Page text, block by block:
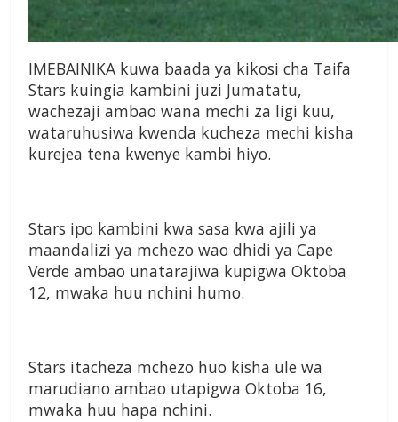
IMEBAINIKA kuwa baada ya kikosi cha Taifa
Stars kuingia kambini juzi Jumatatu,
wachezaji ambao wana mechi za ligi kuu,
wataruhusiwa kwenda kucheza mechi kisha
kurejea tena kwenye kambi hiyo.
Stars ipo kambini kwa sasa kwa ajili ya
maandalizi ya mch­ezo wao dhidi ya Cape
Verde ambao unatarajiwa kupigwa Oktoba
12, mwaka huu nchini humo.
Stars itacheza mchezo huo kisha ule wa
marudiano ambao utapigwa Oktoba 16,
mwaka huu hapa nchini.